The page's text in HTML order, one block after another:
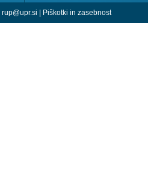
rup@upr.si | Piškotki in zasebnost